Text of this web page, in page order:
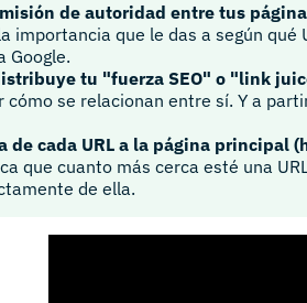
de autoridad entre tus
importancia que le das a según qué
Google.
tu "fuerza SEO" o "link
cómo se relacionan entre sí. Y a
de cada URL a la página principal
que cuanto más cerca esté una
de ella.